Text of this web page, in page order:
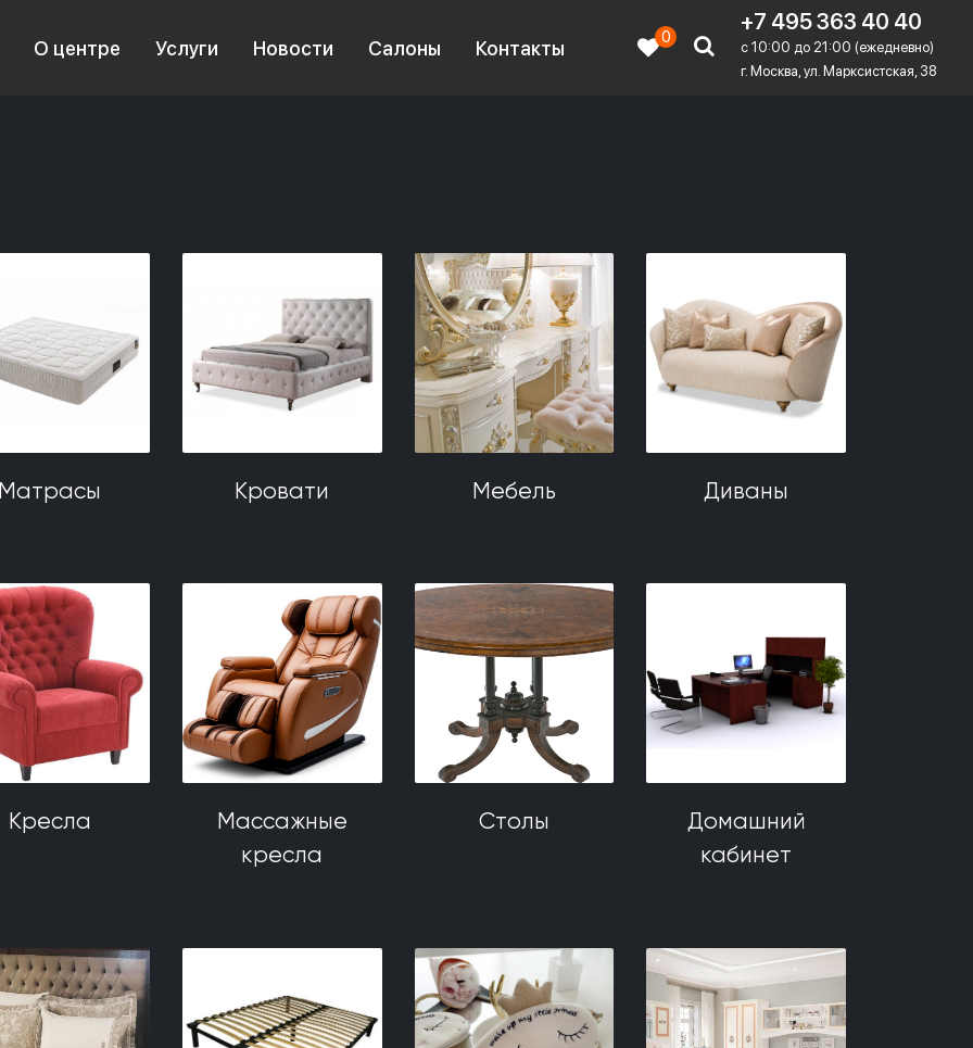
О центре Услуги Новости Салоны Контакты
0
+7 495 363 40 40
c 10:00 до 21:00 (ежедневно)
г. Москва, ул. Марксистская, 38
Кровати Мебель Диваны
Кресла
Массажные
кресла
Столы
Домашний
кабинет